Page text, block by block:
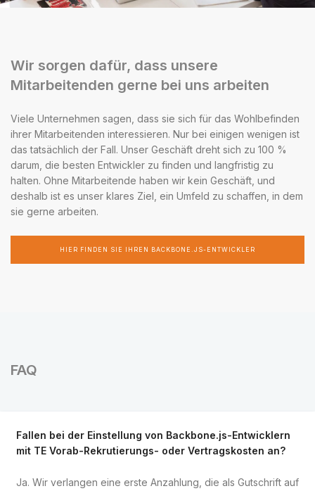
Wir sorgen dafür, dass unsere
Mitarbeitenden gerne bei uns arbeiten
Viele Unternehmen sagen, dass sie sich für das Wohlbefinden
ihrer Mitarbeitenden interessieren. Nur bei einigen wenigen ist
das tatsächlich der Fall. Unser Geschäft dreht sich zu 100 %
darum, die besten Entwickler zu finden und langfristig zu
halten. Ohne Mitarbeitende haben wir kein Geschäft, und
deshalb ist es unser klares Ziel, ein Umfeld zu schaffen, in dem
sie gerne arbeiten.
HIER FINDEN SIE IHREN BACKBONE.JS-ENTWICKLER
FAQ
Fallen bei der Einstellung von Backbone.js-Entwicklern
mit TE Vorab-Rekrutierungs- oder Vertragskosten an?
Ja. Wir verlangen eine erste Anzahlung, die als Gutschrift auf